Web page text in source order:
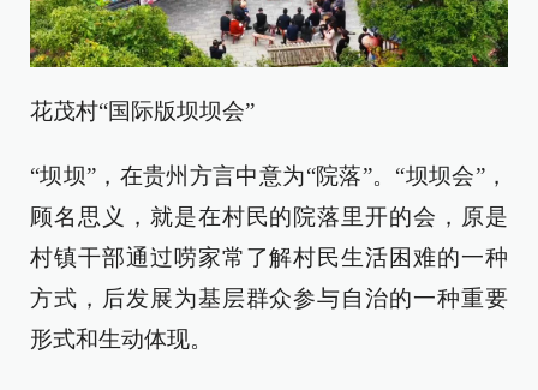
花茂村“国际版坝坝会”
“坝坝”，在贵州方言中意为“院落”。“坝坝会”，
顾名思义，就是在村民的院落里开的会，原是
村镇干部通过唠家常了解村民生活困难的一种
方式，后发展为基层群众参与自治的一种重要
形式和生动体现。